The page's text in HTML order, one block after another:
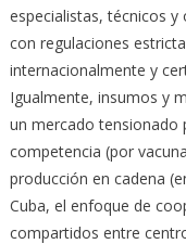
especialistas, técnicos
con regulaciones
internacionalmente y
Igualmente, insumos y
un mercado tensionado
competencia (por
producción en cadena
Cuba, el enfoque de
compartidos entre